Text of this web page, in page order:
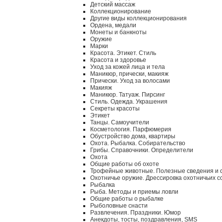
Детский массаж
Коллекционирование
Другие виды коллекционирования
Ордена, медали
Монеты и банкноты
Оружие
Марки
Красота. Этикет. Стиль
Красота и здоровье
Уход за кожей лица и тела
Маникюр, прически, макияж
Прически. Уход за волосами
Макияж
Маникюр. Татуаж. Пирсинг
Стиль. Одежда. Украшения
Секреты красоты
Этикет
Танцы. Самоучители
Косметология. Парфюмерия
Обустройство дома, квартиры
Охота. Рыбалка. Собирательство
Грибы. Справочники. Определители
Охота
Общие работы об охоте
Трофейные животные. Полезные сведения и
Охотничье оружие. Дрессировка охотничьих
Рыбалка
Рыба. Методы и приемы ловли
Общие работы о рыбалке
Рыболовные снасти
Развлечения. Праздники. Юмор
Анекдоты, тосты, поздравления, SMS